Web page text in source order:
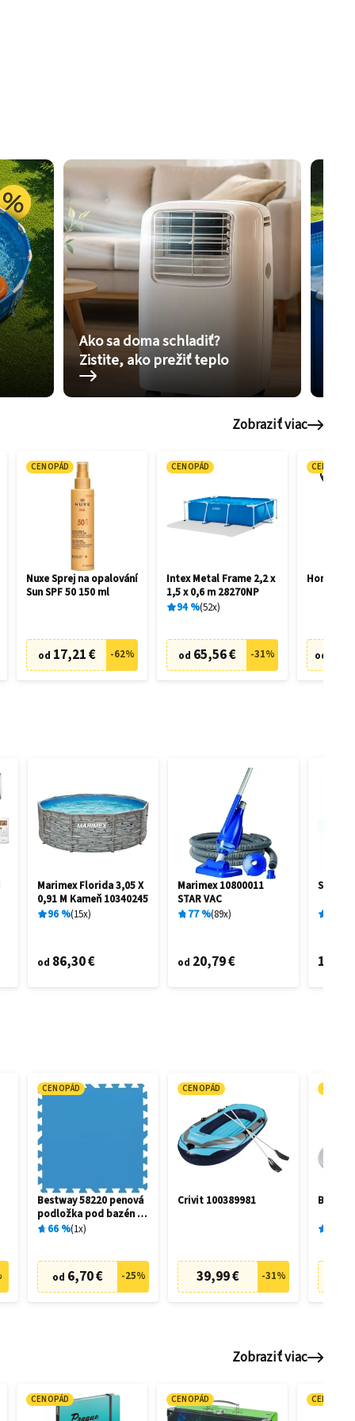
Ako sa doma schladiť?
Zistite, ako prežiť teplo
Zobraziť viac
CENOPÁD
Nuxe Sprej na opalování
Sun SPF 50 150 ml
od 17,21 € -62%
CENOPÁD
Intex Metal Frame 2,2 x
1,5 x 0,6 m 28270NP
94% 52x
od 65,56 € -31%
CENOPÁD
Honda
od
Marimex Florida 3,05 X
0,91 M Kameň 10340245
96 % 15x
od 86,30 €
Marimex 10800011
STAR VAC
77% 89x
od 20,79 €
Sencor
CENOPÁD
Bestway 58220 penová
podložka pod bazén 50
x 50 cm (9 ks)
66 % 1x
od 6,70 € -25%
CENOPÁD
Crivit 100389981
39,99 € -31%
Zobraziť viac
CENOPÁD CENOPÁD CENOPÁD